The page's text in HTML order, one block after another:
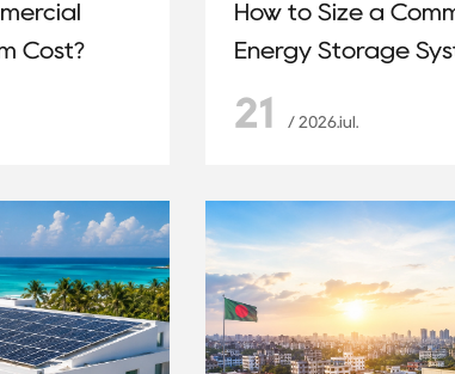
Cost?
How to Size a
Energy Storage
21 / 2026.iul.